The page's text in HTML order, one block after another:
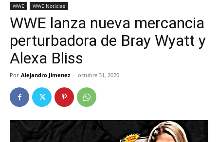
WWE WWE Noticias
WWE lanza nueva mercancia
perturbadora de Bray Wyatt y
Alexa Bliss
Por Alejandro Jimenez - octubre 31, 2020